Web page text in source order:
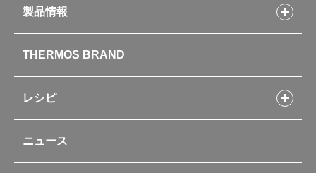
製品情報
水筒
お弁当
キッチン用品
ポット・アイスペール
コーヒーメーカー
THERMOS BRAND
レシピ
フライパンレシピ
シャトルシェフレシピ
ニュース